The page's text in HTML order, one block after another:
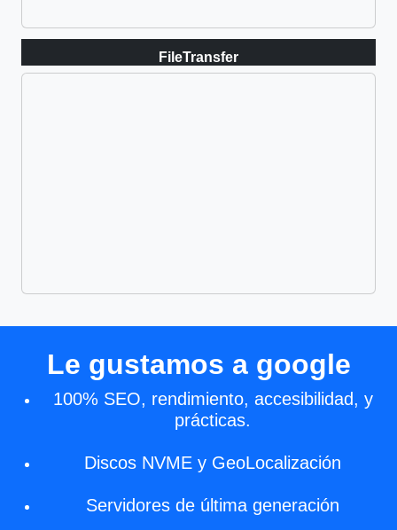
FileTransfer
Le gustamos a google
100% SEO, rendimiento, accesibilidad, y
prácticas.
Discos NVME y GeoLocalización
Servidores de última generación